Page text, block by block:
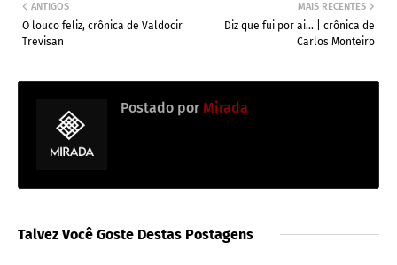
MAIS RECENTES
Diz que fui por ai... | crônica de
Carlos Monteiro
ANTIGOS
O louco feliz, crônica de Valdocir
Trevisan
Postado por Mirada
Talvez Você Goste Destas Postagens